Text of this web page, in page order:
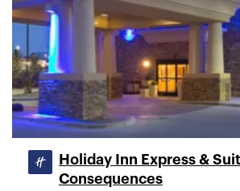
Holiday Inn Express &
Consequences